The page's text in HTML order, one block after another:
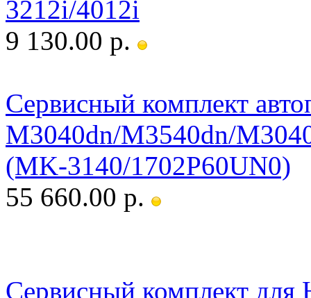
3212i/4012i
9 130.00 р.
Сервисный комплект
M3040dn/M3540dn/
(MK-3140/1702P60UN0)
55 660.00 р.
Сервисный комплект